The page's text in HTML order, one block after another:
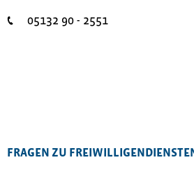
05132 90 - 2551
FRAGEN ZU